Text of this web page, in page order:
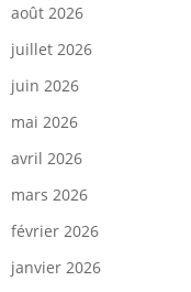
août 2026
juillet 2026
juin 2026
mai 2026
avril 2026
mars 2026
février 2026
janvier 2026